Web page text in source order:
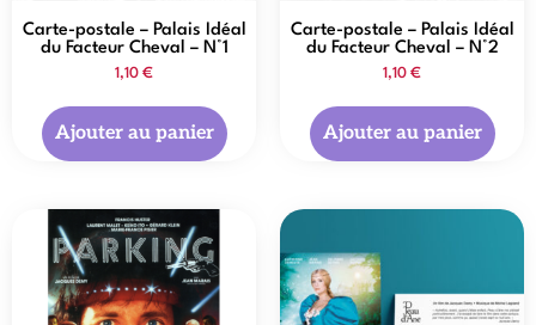
Carte-postale – Palais Idéal
du Facteur Cheval – N°1
1,10 €
Ajouter au panier
Carte-postale – Palais Idéal
du Facteur Cheval – N°2
1,10 €
Ajouter au panier